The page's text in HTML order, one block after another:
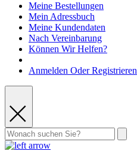
Meine Bestellungen
Mein Adressbuch
Meine Kundendaten
Nach Vereinbarung
Können Wir Helfen?
Anmelden Oder Registrieren